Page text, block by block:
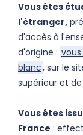
Vous êtes
l'étranger,
d'accès à
d'origine :
blanc, sur le
supérieur et
Vous êtes
France :